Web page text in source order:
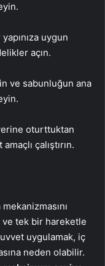
uygun
açın.
ve sabunluğun ana
oturttuktan
çalıştırın.
ve tek bir hareketle
uygulamak, iç
neden olabilir.